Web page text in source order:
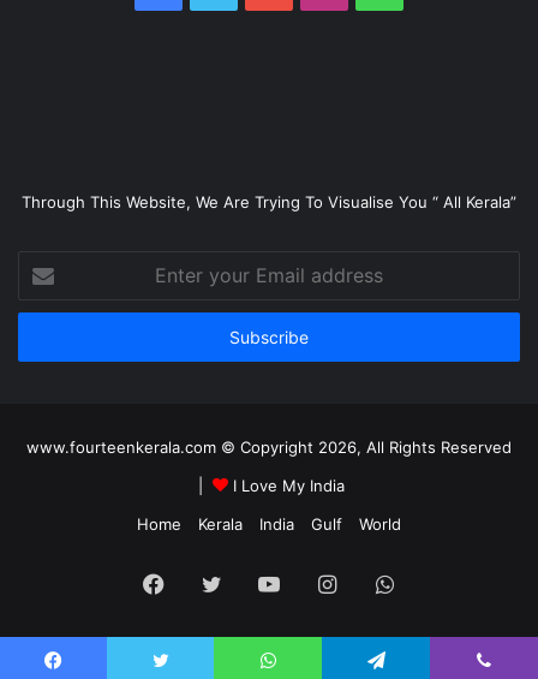
Through This Website, We Are Trying To Visualise You “ All Kerala”
your
Email
www.fourteenkerala.com © Copyright 2026, All Rights Reserved
I Love My India
Home
Kerala India Gulf World
Facebook
TwitterYouTubeInstagramWhatsApp